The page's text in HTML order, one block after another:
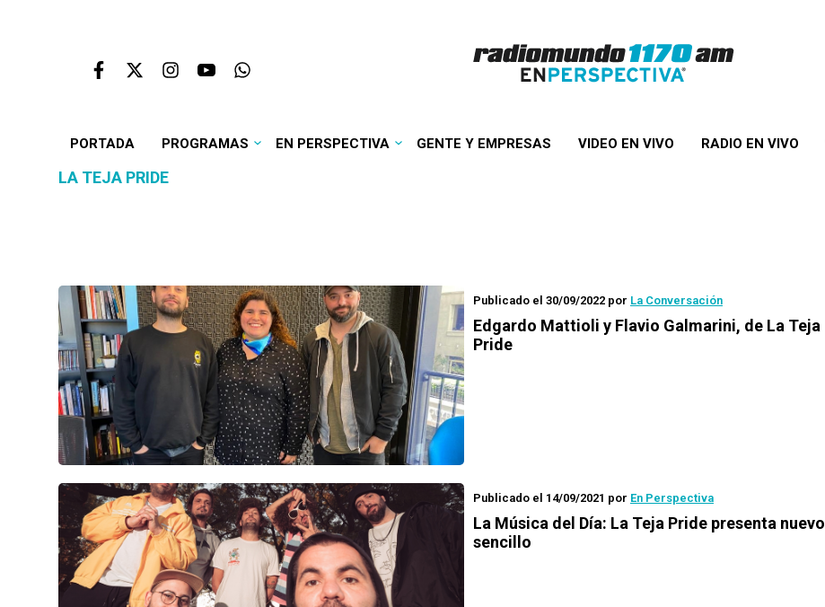
PORTADA PROGRAMAS EN PERSPECTIVA GENTE Y EMPRESAS VIDEO EN VIVO RADIO EN VIVO
LA TEJA PRIDE
Publicado el 30/09/2022 por La Conversación
Edgardo Mattioli y Flavio Galmarini, de La Teja
Pride
Publicado el 14/09/2021 por En Perspectiva
La Música del Día: La Teja Pride presenta nuevo
sencillo